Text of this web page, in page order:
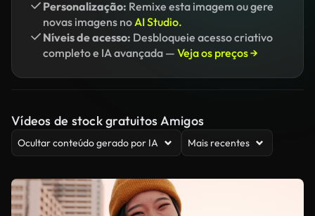
Personalização: Remixe esta imagem ou gere
novas imagens noAI Studio.
Níveis de acesso: Desbloqueie acesso criativo
completo e IA avançada — Veja os preços →
Vídeos de stock gratuitos Amigos
Ocultar conteúdo gerado por IA Mais recentes